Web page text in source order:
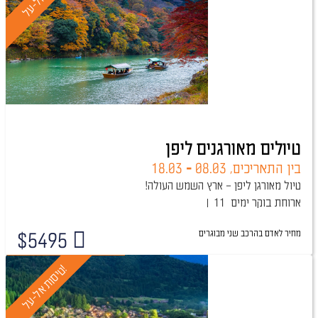
טיולים מאורגנים ליפן
בין התאריכים, -
18.03
טיול מאורגן ליפן – ארץ השמש העולה!
11 ימים ארוחת בוקר
$5495 מחיר לאדם בהרכב שני מבוגרים
ט
י
ס
ו
ת
א
ל
-
ע
ל
!
טיול מובטח